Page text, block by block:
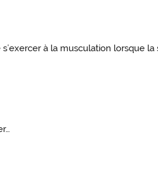
à la musculation lorsque la